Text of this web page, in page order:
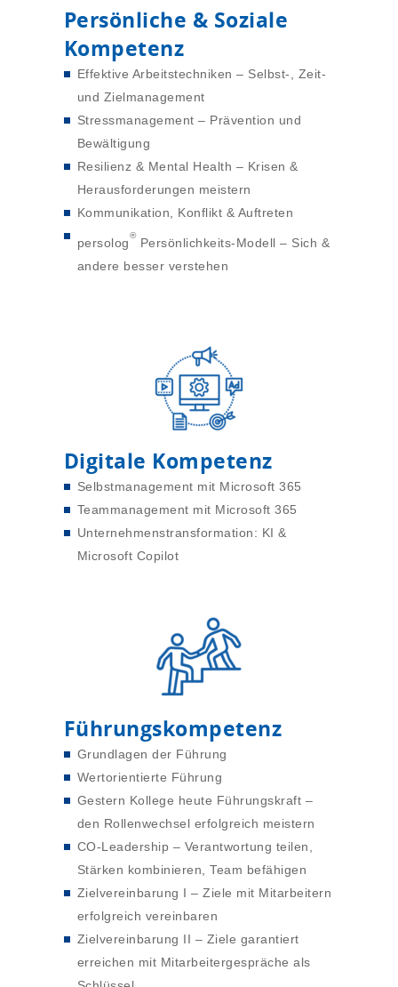
Persönliche & Soziale
Kompetenz
Effektive Arbeitstechniken – Selbst-, Zeit-
und Zielmanagement
Stressmanagement – Prävention und
Bewältigung
Resilienz & Mental Health – Krisen &
Herausforderungen meistern
Kommunikation, Konflikt & Auftreten
persolog
®
Persönlichkeits-Modell – Sich &
andere besser verstehen
Digitale Kompetenz
Selbstmanagement mit Microsoft 365
Teammanagement mit Microsoft 365
Unternehmenstransformation: KI &
Microsoft Copilot
Führungskompetenz
Grundlagen der Führung
Wertorientierte Führung
Gestern Kollege heute Führungskraft –
den Rollenwechsel erfolgreich meistern
CO-Leadership – Verantwortung teilen,
Stärken kombinieren, Team befähigen
Zielvereinbarung I – Ziele mit Mitarbeitern
erfolgreich vereinbaren
Zielvereinbarung II – Ziele garantiert
erreichen mit Mitarbeitergespräche als